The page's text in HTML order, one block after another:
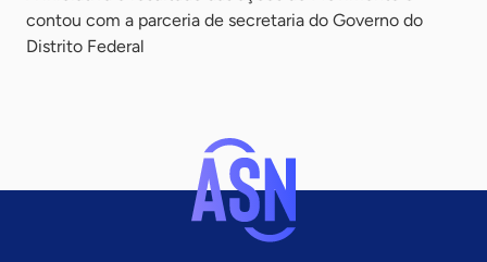
contou com a parceria de secretaria do Governo do
Distrito Federal